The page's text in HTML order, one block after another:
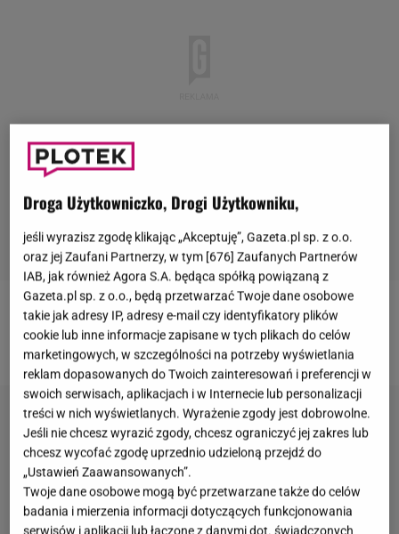
Więcej informacji ze świata show-biznesu znajdziesz
na Gazeta.pl.
Droga Użytkowniczko, Drogi Użytkowniku,
jeśli wyrazisz zgodę klikając „Akceptuję”, Gazeta.pl sp. z o.o.
oraz jej Zaufani Partnerzy, w tym [676] Zaufanych Partnerów
IAB, jak również Agora S.A. będąca spółką powiązaną z
Gazeta.pl sp. z o.o., będą przetwarzać Twoje dane osobowe
takie jak adresy IP, adresy e-mail czy identyfikatory plików
cookie lub inne informacje zapisane w tych plikach do celów
marketingowych, w szczególności na potrzeby wyświetlania
reklam dopasowanych do Twoich zainteresowań i preferencji w
swoich serwisach, aplikacjach i w Internecie lub personalizacji
treści w nich wyświetlanych. Wyrażenie zgody jest dobrowolne.
Jeśli nie chcesz wyrazić zgody, chcesz ograniczyć jej zakres lub
chcesz wycofać zgodę uprzednio udzieloną przejdź do
„Ustawień Zaawansowanych”.
Twoje dane osobowe mogą być przetwarzane także do celów
badania i mierzenia informacji dotyczących funkcjonowania
serwisów i aplikacji lub łączone z danymi dot. świadczonych